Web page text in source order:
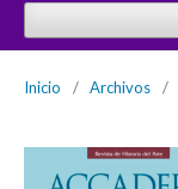
Inicio / Archivos /